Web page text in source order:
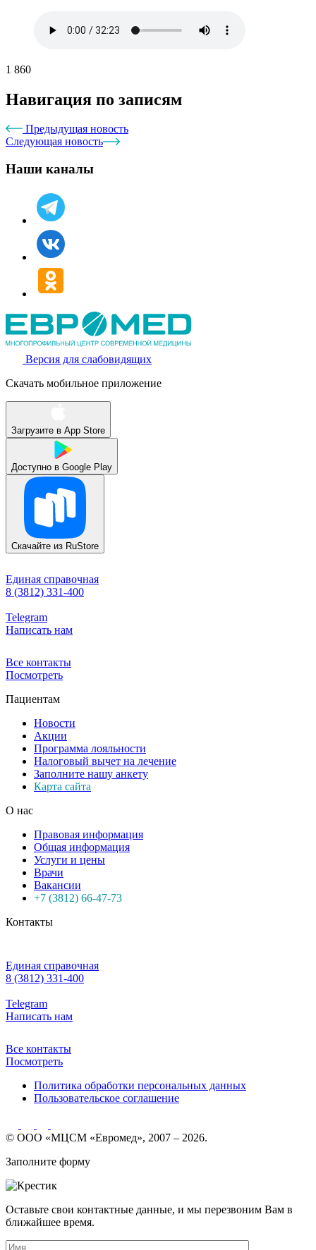
1 860
Навигация по записям
Предыдущая новость
Следующая новость
Наши каналы
Версия для слабовидящих
Скачать мобильное приложение
Загрузите в App Store
Доступно в Google Play
Скачайте из RuStore
Единая справочная
8 (3812) 331-400
Telegram
Написать нам
Все контакты
Посмотреть
Пациентам
Новости
Акции
Программа лояльности
Налоговый вычет на лечение
Заполните нашу анкету
Карта сайта
О нас
Правовая информация
Общая информация
Услуги и цены
Врачи
Вакансии
+7 (3812) 66-47-73
Контакты
Единая справочная
8 (3812) 331-400
Telegram
Написать нам
Все контакты
Посмотреть
Политика обработки персональных данных
Пользовательское соглашение
© ООО «МЦСМ «Евромед», 2007 – 2026.
Заполните форму
Оставьте свои контактные данные, и мы перезвоним Вам в
ближайшее время.